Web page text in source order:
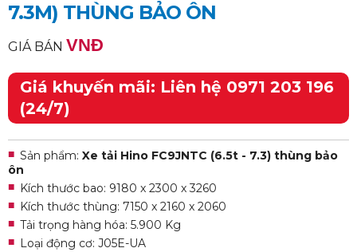
7.3M) THÙNG BẢO ÔN
GIÁ BÁN VNĐ
Giá khuyến mãi: Liên hệ 0971 203 196
(24/7)
Sản phẩm: Xe tải Hino FC9JNTC (6.5t - 7.3) thùng bảo
ôn
Kích thước bao: 9180 x 2300 x 3260
Kích thước thùng: 7150 x 2160 x 2060
Tải trọng hàng hóa: 5.900 Kg
Loại động cơ: J05E-UA